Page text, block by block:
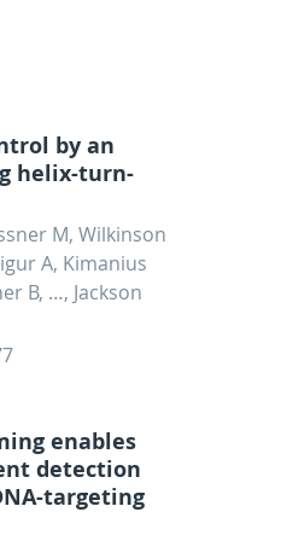
by an
helix-turn-
M, Wilkinson
A, Kimanius
B, …, Jackson
enables
detection
targeting